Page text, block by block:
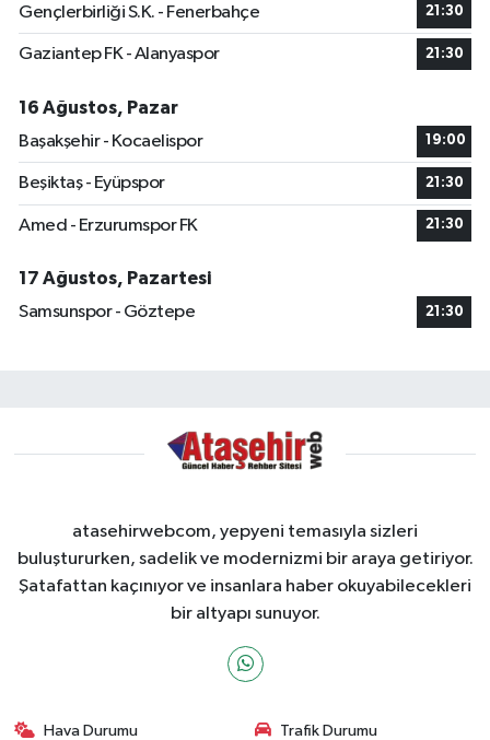
Gençlerbirliği S.K. - Fenerbahçe 21:30
Gaziantep FK - Alanyaspor 21:30
16 Ağustos, Pazar
Başakşehir - Kocaelispor
19:00
Beşiktaş - Eyüpspor 21:30
Amed - Erzurumspor FK 21:30
17 Ağustos, Pazartesi
Samsunspor - Göztepe
21:30
atasehirwebcom, yepyeni temasıyla sizleri
buluştururken, sadelik ve modernizmi bir araya getiriyor.
Şatafattan kaçınıyor ve insanlara haber okuyabilecekleri
bir altyapı sunuyor.
Hava Durumu Trafik Durumu